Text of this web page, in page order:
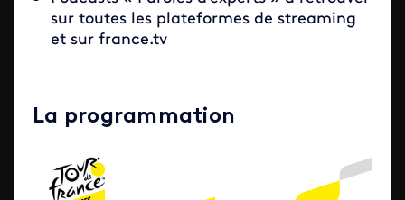
sur toutes les plateformes de streaming
et sur france.tv
La programmation